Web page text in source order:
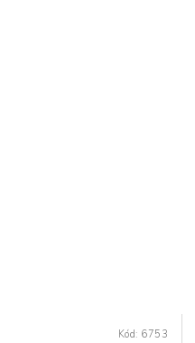
Kód: 6753